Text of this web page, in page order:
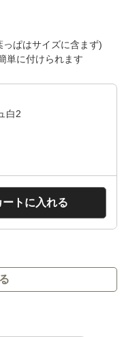
ぱはサイズに含まず)
単に付けられます
白2
ートに入れる